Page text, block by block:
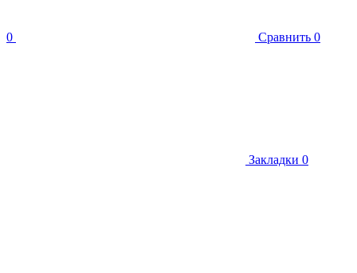
0 Сравнить 0
Закладки 0